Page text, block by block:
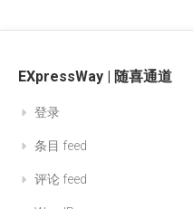
EXpressWay | 随喜通道
登录
条目 feed
评论 feed